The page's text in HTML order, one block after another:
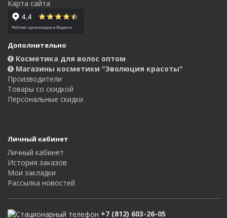
Карта сайта
Дополнительно
Косметика для волос оптом
Магазины косметики "Эволюция красоты"
Производители
Товары со скидкой
Персональные скидки
Личный кабинет
Личный кабинет
История заказов
Мои закладки
Рассылка новостей
+7 (812) 603-26-05